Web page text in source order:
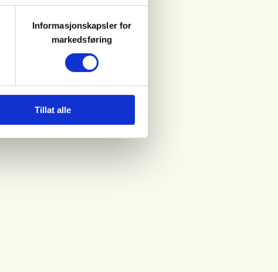
Informasjonskapsler for
markedsføring
Tillat alle